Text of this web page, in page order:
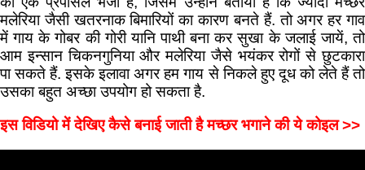
मलेरिया जैसी खतरनाक बिमारियों का कारण बनते हैं. तो अगर हर गाव
में गाय के गोबर की गोरी यानि पाथी बना कर सुखा के जलाई जायें, तो
आम इन्सान चिकनगुनिया और मलेरिया जैसे भयंकर रोगों से छुटकारा
पा सकते हैं. इसके इलावा अगर हम गाय से निकले हुए दूध को लेते हैं तो
उसका बहुत अच्छा उपयोग हो सकता है.
इस विडियो में देखिए कैसे बनाई जाती है मच्छर भगाने की ये कोइल >>